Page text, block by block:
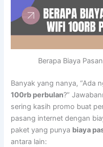
Berapa Biaya
Banyak yang nanya, “Ada
100rb perbulan?”
sering kasih promo buat
pasang internet dengan
paket yang punya biaya
antara lain: